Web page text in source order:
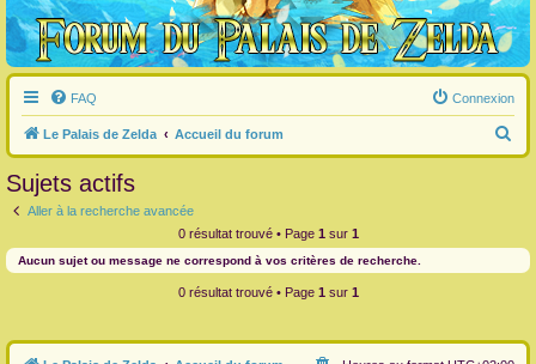
FAQ Connexion
Le Palais de Zelda Accueil du forum
e
e
r
Sujets actifs
Aller à la recherche avancée
0 résultat trouvé • Page 1 sur 1
Aucun sujet ou message ne correspond à vos critères de recherche.
0 résultat trouvé • Page 1 sur 1